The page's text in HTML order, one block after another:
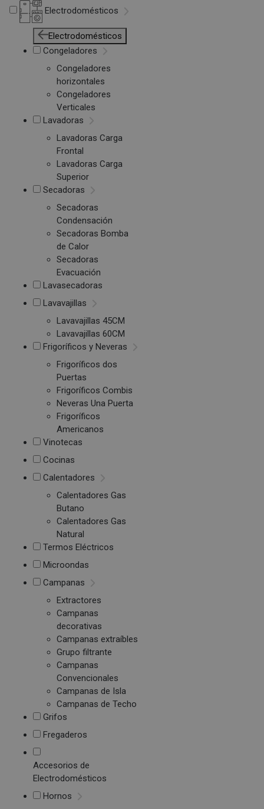
Electrodomésticos
Electrodomésticos
Congeladores
Congeladores
horizontales
Congeladores
Verticales
Lavadoras
Lavadoras Carga
Frontal
Lavadoras Carga
Superior
Secadoras
Secadoras
Condensación
Secadoras Bomba
de Calor
Secadoras
Evacuación
Lavasecadoras
Lavavajillas
Lavavajillas 45CM
Lavavajillas 60CM
Frigoríficos y Neveras
Frigoríficos dos
Puertas
Frigoríficos Combis
Neveras Una Puerta
Frigoríficos
Americanos
Vinotecas
Cocinas
Calentadores
Calentadores Gas
Butano
Calentadores Gas
Natural
Termos Eléctricos
Microondas
Campanas
Extractores
Campanas
decorativas
Campanas extraíbles
Grupo filtrante
Campanas
Convencionales
Campanas de Isla
Campanas de Techo
Grifos
Fregaderos
Accesorios de
Electrodomésticos
Hornos